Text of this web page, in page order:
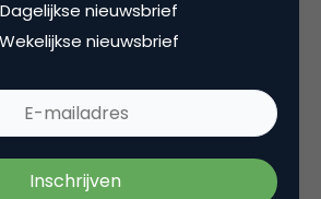
het merk of een derde partij.
echt duidelijk te
het geld belandt’
Dagelijkse nieuwsbrief
Wekelijkse nieuwsbrief